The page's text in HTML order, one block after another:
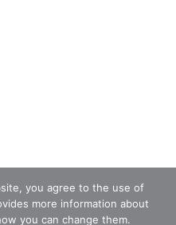
you agree to the use of
more information about
you can change them.